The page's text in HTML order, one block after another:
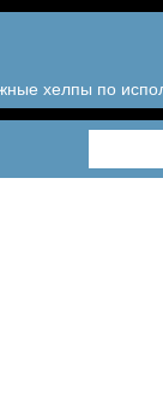
хелпы по